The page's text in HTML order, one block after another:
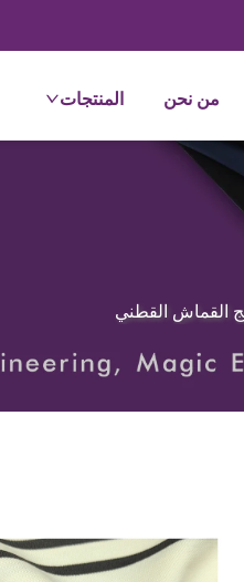
من نحن المنتجات
القماش القطني